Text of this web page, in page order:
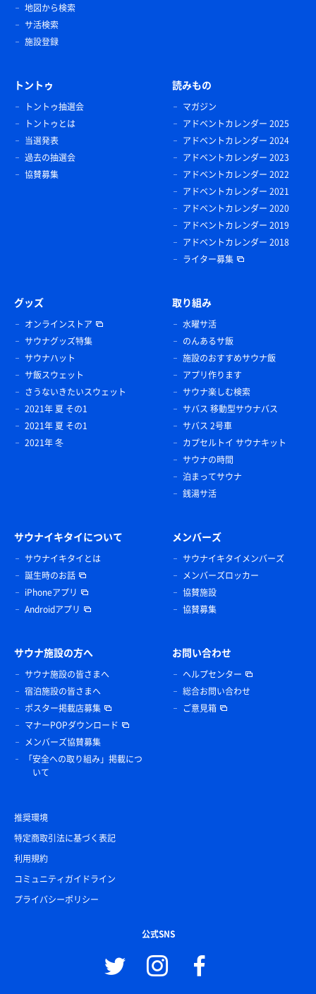
地図から検索
サ活検索
施設登録
トントゥ
トントゥ抽選会
トントゥとは
当選発表
過去の抽選会
協賛募集
読みもの
マガジン
アドベントカレンダー 2025
アドベントカレンダー 2024
アドベントカレンダー 2023
アドベントカレンダー 2022
アドベントカレンダー 2021
アドベントカレンダー 2020
アドベントカレンダー 2019
アドベントカレンダー 2018
ライター募集
グッズ
オンラインストア
サウナグッズ特集
サウナハット
サ飯スウェット
さうないきたいスウェット
2021年 夏 その1
2021年 夏 その1
2021年 冬
取り組み
水曜サ活
のんあるサ飯
施設のおすすめサウナ飯
アプリ作ります
サウナ楽しむ検索
サバス 移動型サウナバス
サバス 2号車
カプセルトイ サウナキット
サウナの時間
泊まってサウナ
銭湯サ活
サウナイキタイについて
サウナイキタイとは
誕生時のお話
iPhoneアプリ
Androidアプリ
メンバーズ
サウナイキタイメンバーズ
メンバーズロッカー
協賛施設
協賛募集
サウナ施設の方へ
サウナ施設の皆さまへ
宿泊施設の皆さまへ
ポスター掲載店募集
マナーPOPダウンロード
メンバーズ協賛募集
「安全への取り組み」掲載につ
いて
お問い合わせ
ヘルプセンター
総合お問い合わせ
ご意見箱
推奨環境
特定商取引法に基づく表記
利用規約
コミュニティガイドライン
プライバシーポリシー
公式SNS